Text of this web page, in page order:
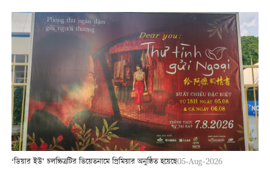
‘ডিয়ার ইউ’ চলচ্চিত্রটির ভিয়েতনামে প্রিমিয়ার অনুষ্ঠিত হয়েছে05-Aug-2026